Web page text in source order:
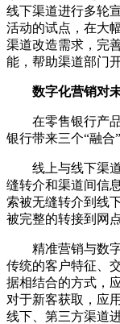
线下渠道进行多轮
活动的试点，在大
渠道改造需求，完
能，帮助渠道部门
数字化营销对未
在零售银行产品
银行带来三个“融合”
线上与线下渠道
缝转介和渠道间信
索被无缝转介到线
被完整的转接到网
精准营销与数字
传统的客户特征、
据相结合的方式，
对于新客获取，应
线下、第三方渠道